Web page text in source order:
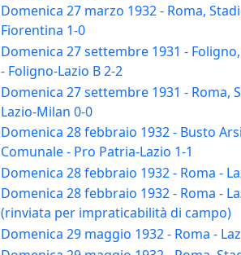
Domenica 27 marzo 1932 - Roma,
Fiorentina 1-0
Domenica 27 settembre 1931 -
- Foligno-Lazio B 2-2
Domenica 27 settembre 1931 - Roma,
Lazio-Milan 0-0
Domenica 28 febbraio 1932 - Busto
Comunale - Pro Patria-Lazio 1-1
Domenica 28 febbraio 1932 - Roma -
Domenica 28 febbraio 1932 - Roma -
(rinviata per impraticabilità di campo)
Domenica 29 maggio 1932 - Roma -